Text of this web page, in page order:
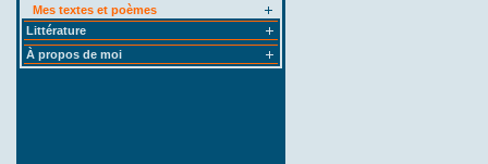
Mes textes et poèmes
Littérature
À propos de moi